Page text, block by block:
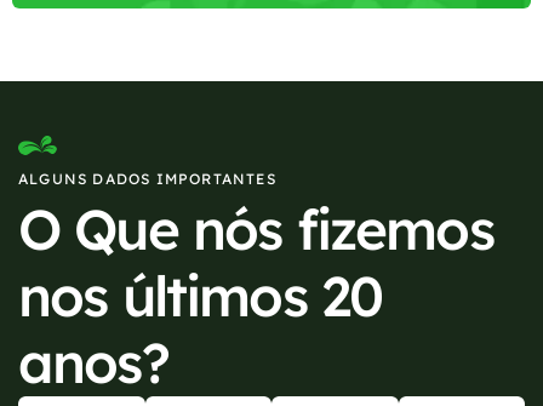
ALGUNS DADOS IMPORTANTES
O Que nós fizemos
nos últimos 20
anos?